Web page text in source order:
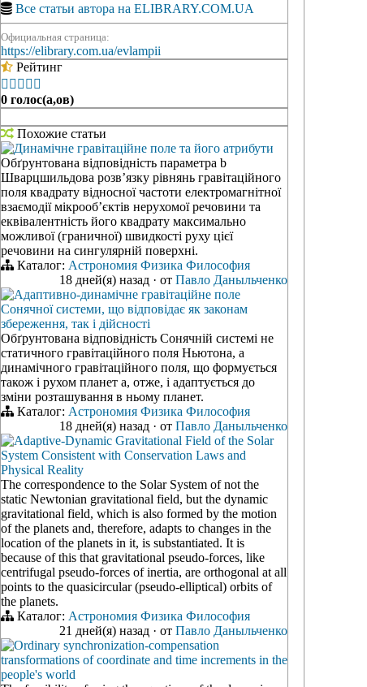
Все статьи автора на ELIBRARY.COM.UA
Официальная страница:
https://elibrary.com.ua/evlampii
Рейтинг
    
0 голос(а,ов)
Похожие статьи
Динамічне гравітаційне поле та його атрибути
Обґрунтована відповідність параметра b
Шварцшильдова розв’язку рівнянь гравітаційного
поля квадрату відносної частоти електромагнітної
взаємодії мікрооб’єктів нерухомої речовини та
еквівалентність його квадрату максимально
можливої (граничної) швидкості руху цієї
речовини на сингулярній поверхні.
Каталог: Астрономия Физика Философия
18 дней(я) назад · от Павло Даныльченко
Адаптивно-динамічне гравітаційне поле
Сонячної системи, що відповідає як законам
збереження, так і дійсності
Обґрунтована відповідність Сонячній системі не
статичного гравітаційного поля Ньютона, а
динамічного гравітаційного поля, що формується
також і рухом планет а, отже, і адаптується до
зміни розташування в ньому планет.
Каталог: Астрономия Физика Философия
18 дней(я) назад · от Павло Даныльченко
Adaptive-Dynamic Gravitational Field of the Solar
System Consistent with Conservation Laws and
Physical Reality
The correspondence to the Solar System of not the
static Newtonian gravitational field, but the dynamic
gravitational field, which is also formed by the motion
of the planets and, therefore, adapts to changes in the
location of the planets in it, is substantiated. It is
because of this that gravitational pseudo-forces, like
centrifugal pseudo-forces of inertia, are orthogonal at all
points to the quasicircular (pseudo-elliptical) orbits of
the planets.
Каталог: Астрономия Физика Философия
21 дней(я) назад · от Павло Даныльченко
Ordinary synchronization-compensation
transformations of coordinate and time increments in the
people's world